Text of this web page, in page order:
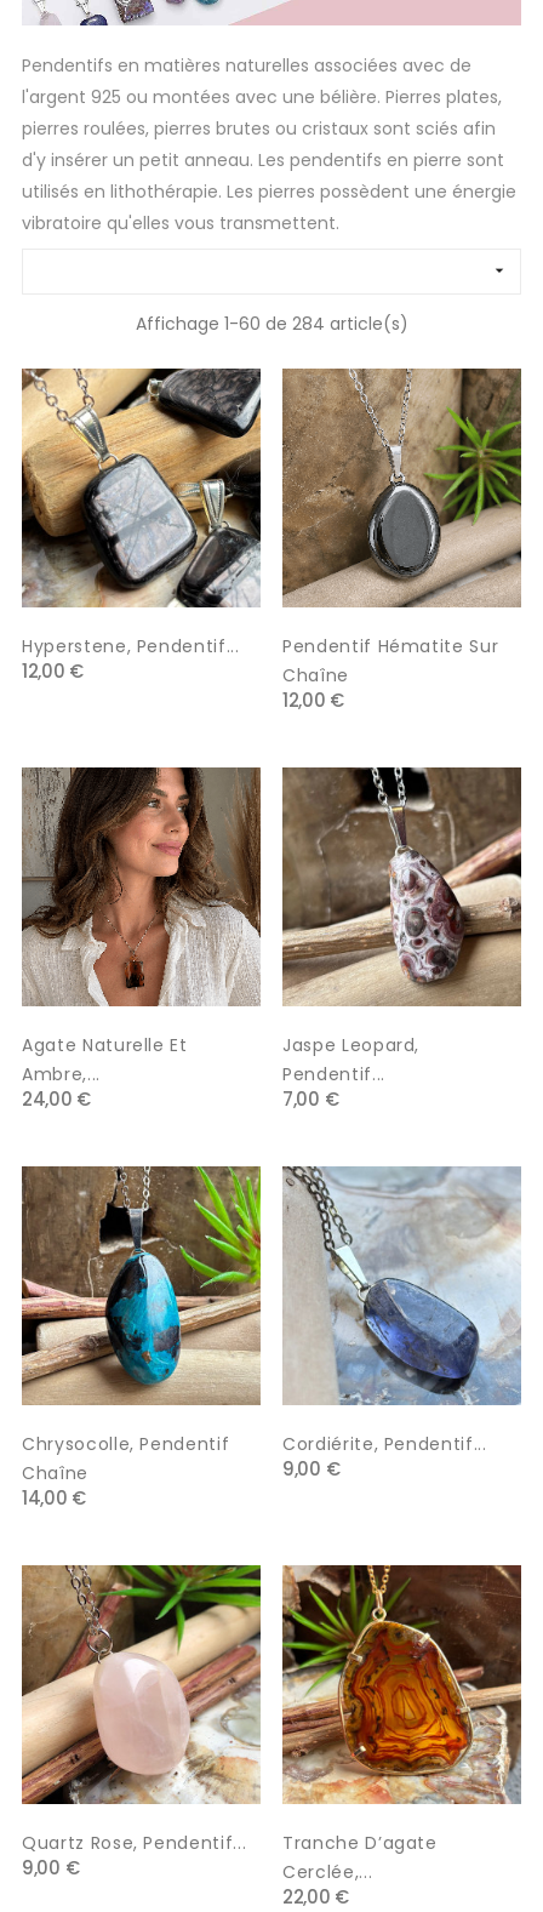
Pendentifs en matières naturelles associées avec de
l'argent 925 ou montées avec une bélière. Pierres plates,
pierres roulées, pierres brutes ou cristaux sont sciés afin
d'y insérer un petit anneau. Les pendentifs en pierre sont
utilisés en lithothérapie. Les pierres possèdent une énergie
vibratoire qu'elles vous transmettent.

Affichage 1-60 de 284 article(s)
Hyperstene, Pendentif...
12,00 €
Pendentif Hématite Sur
Chaîne
12,00 €
Agate Naturelle Et
Ambre,...
24,00 €
Jaspe Leopard,
Pendentif...
7,00 €
Chrysocolle, Pendentif
Chaîne
14,00 €
Cordiérite, Pendentif...
9,00 €
Quartz Rose, Pendentif...
9,00 €
Tranche D’agate
Cerclée,...
22,00 €